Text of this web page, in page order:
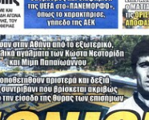
Παρί Σεν
Ζερμέν
Μαρσέιγ